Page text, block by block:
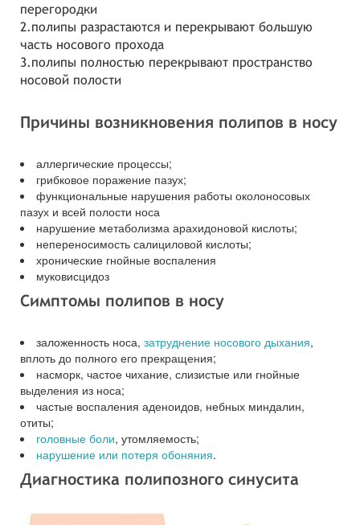
перегородки
2.полипы разрастаются и перекрывают большую
часть носового прохода
3.полипы полностью перекрывают пространство
носовой полости
Причины возникновения полипов в носу
аллергические процессы;
грибковое поражение пазух;
функциональные нарушения работы околоносовых
пазух и всей полости носа
нарушение метаболизма арахидоновой кислоты;
непереносимость салициловой кислоты;
хронические гнойные воспаления
муковисцидоз
Симптомы полипов в носу
заложенность носа, затруднение носового дыхания,
вплоть до полного его прекращения;
насморк, частое чихание, слизистые или гнойные
выделения из носа;
частые воспаления аденоидов, небных миндалин,
отиты;
головные боли, утомляемость;
нарушение или потеря обоняния.
Диагностика полипозного синусита